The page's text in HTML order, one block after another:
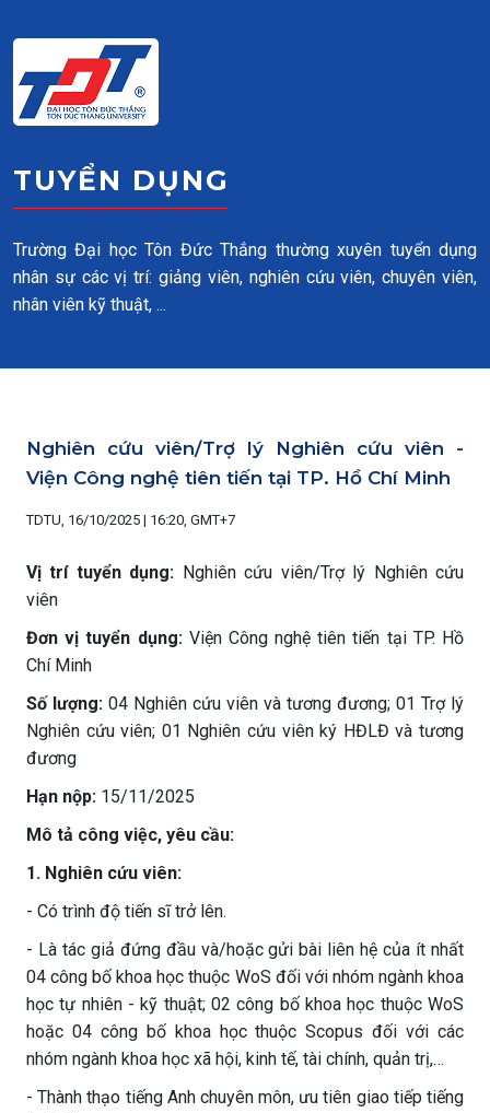
TUYỂN DỤNG
Trường Đại học Tôn Đức Thắng thường xuyên tuyển dụng
nhân sự các vị trí: giảng viên, nghiên cứu viên, chuyên viên,
nhân viên kỹ thuật, ...
Nghiên cứu viên/Trợ lý Nghiên cứu viên -
Viện Công nghệ tiên tiến tại TP. Hồ Chí Minh
TDTU, 16/10/2025 | 16:20, GMT+7
Vị trí tuyển dụng: Nghiên cứu viên/Trợ lý Nghiên cứu
viên
Đơn vị tuyển dụng:Viện Công nghệ tiên tiến tại TP. Hồ
Chí Minh
Số lượng: 04 Nghiên cứu viên và tương đương; 01 Trợ lý
Nghiên cứu viên; 01 Nghiên cứu viên ký HĐLĐ và tương
đương
Hạn nộp: 15/11/2025
Mô tả công việc, yêu cầu:
1. Nghiên cứu viên:
- Có trình độ tiến sĩ trở lên.
- Là tác giả đứng đầu và/hoặc gửi bài liên hệ của ít nhất
04 công bố khoa học thuộc WoS đối với nhóm ngành khoa
học tự nhiên - kỹ thuật; 02 công bố khoa học thuộc WoS
hoặc 04 công bố khoa học thuộc Scopus đối với các
nhóm ngành khoa học xã hội, kinh tế, tài chính, quản trị,…
- Thành thạo tiếng Anh chuyên môn, ưu tiên giao tiếp tiếng